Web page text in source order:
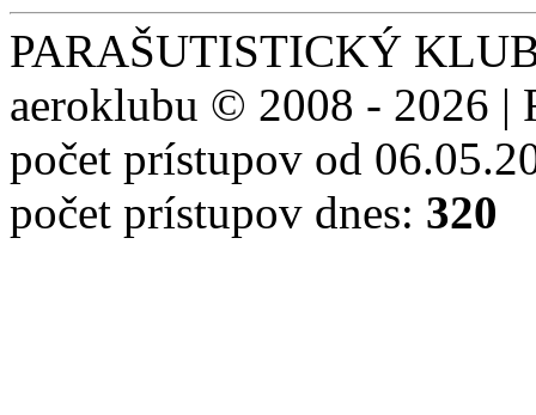
PARAŠUTISTICKÝ
aeroklubu © 2008 - 2026 |
počet prístupov od
počet prístupov dnes: 320